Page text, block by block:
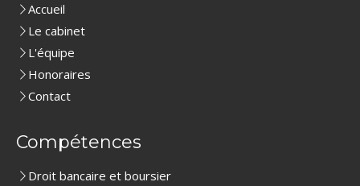
Accueil
Le cabinet
L'équipe
Honoraires
Contact
Compétences
Droit bancaire et boursier